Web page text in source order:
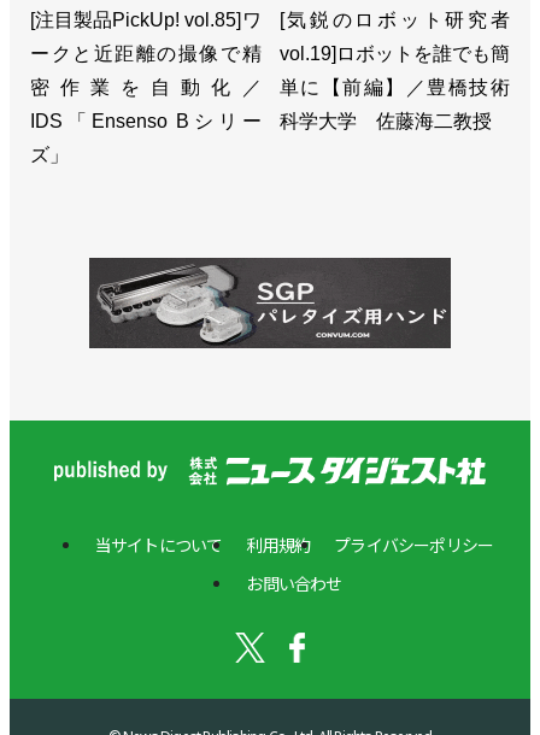
[注目製品PickUp! vol.85]ワ
ークと近距離の撮像で精
密作業を自動化／
IDS「Ensenso Bシリー
ズ」
[気鋭のロボット研究者
vol.19]ロボットを誰でも簡
単に【前編】／豊橋技術
科学大学 佐藤海二教授
当サイトについて 利用規約
プライバシーポリシー
お問い合わせ